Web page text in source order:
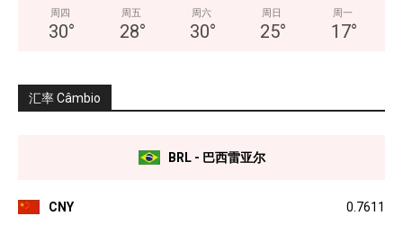
周四
30°
周五
28°
周六
30°
周日
25°
周一
17°
汇率 Câmbio
BRL - 巴西雷亚尔
CNY 0.7611